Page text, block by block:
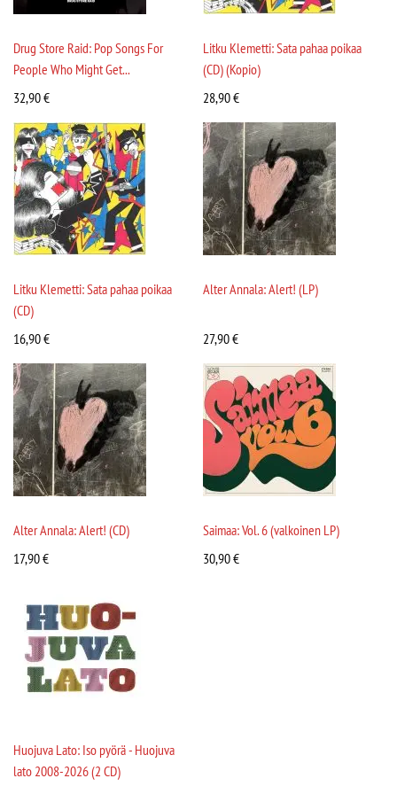
Drug Store Raid: Pop Songs For
People Who Might Get...
32,90€
Litku Klemetti: Sata pahaa poikaa
(CD) (Kopio)
28,90€
Litku Klemetti: Sata pahaa poikaa
(CD)
16,90€
Alter Annala: Alert! (LP)
27,90€
Alter Annala: Alert! (CD)
17,90€
Saimaa: Vol. 6 (valkoinen LP)
30,90€
Huojuva Lato: Iso pyörä - Huojuva
lato 2008-2026 (2 CD)